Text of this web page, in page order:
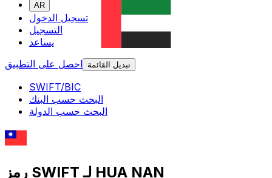
AR
تسجيل الدخول
التسجيل
يساعد
احصل على التطبيق
تبديل القائمة
SWIFT/BIC
البحث حسب البنك
البحث حسب الدولة
رمز SWIFT لـ HUA NAN